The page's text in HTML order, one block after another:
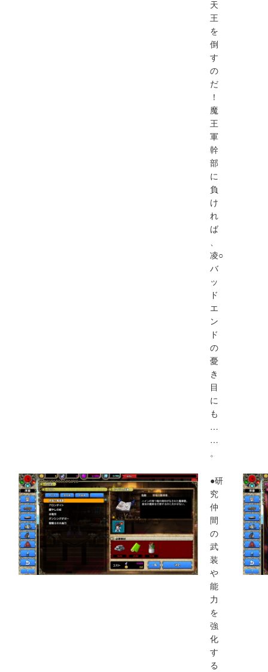
天
王
を
倒
す
の
だ
！
魔
王
軍
幹
部
に
負
け
れ
ば
、
凌○
バ
ッ
ド
エ
ン
ド
の
憂
き
目
に
も
…
…
。
●研
究
仲
間
の
武
装
や
能
力
を
強
化
す
る